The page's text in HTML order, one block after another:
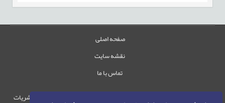
صفحه اصلی
نقشه سایت
تماس با ما
حقوق این وب‌سایت متعلق به سامانه مدیریت نشریات